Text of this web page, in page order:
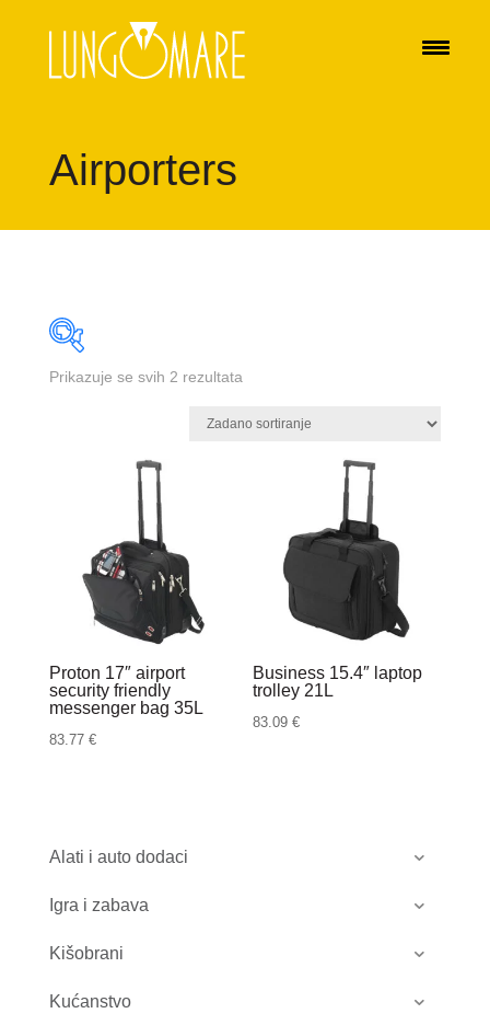
Airporters
Alati i auto dodaci
Igra i zabava
Kišobrani
Kućanstvo
Prikazuje se svih 2 rezultata
Proton 17″ airport
security friendly
messenger bag 35L
83.77 €
Business 15.4″ laptop
trolley 21L
83.09€